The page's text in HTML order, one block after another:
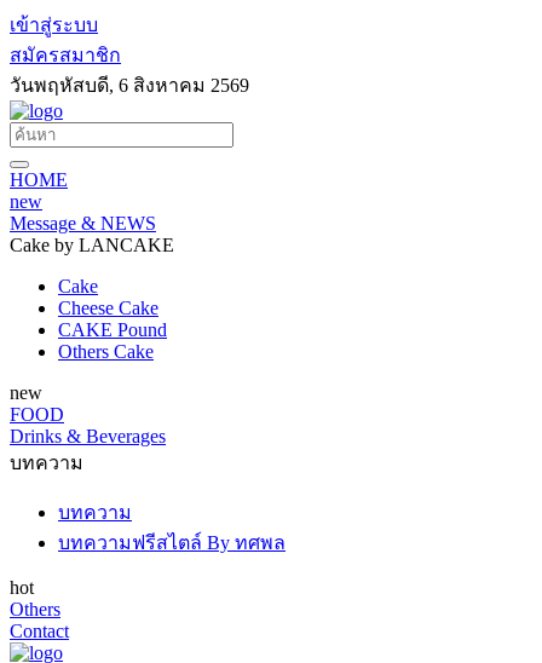
เข้าสู่ระบบ
สมัครสมาชิก
วันพฤหัสบดี, 6 สิงหาคม 2569
HOME
new
Message & NEWS
Cake by LANCAKE
Cake
Cheese Cake
CAKE Pound
Others Cake
new
FOOD
Drinks & Beverages
บทความ
บทความ
บทความฟรีสไตล์ By ทศพล
hot
Others
Contact